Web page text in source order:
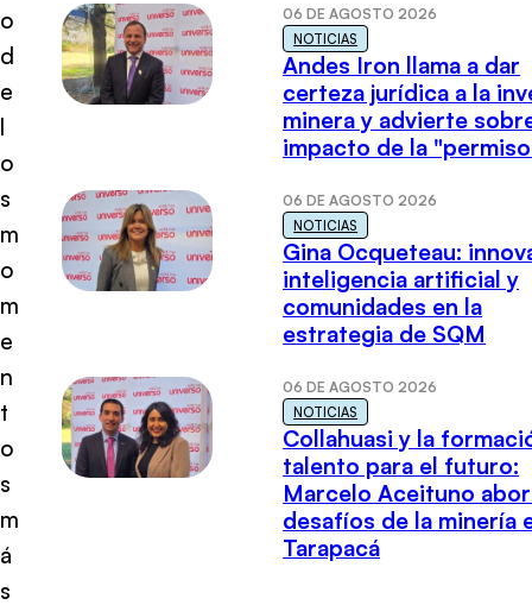
o
d
e
l
o
s
m
o
m
e
n
t
o
s
m
á
s
06 DE AGOSTO 2026
NOTICIAS
Andes Iron llama a dar
certeza jurídica a la
minera y advierte
impacto de la
06 DE AGOSTO 2026
NOTICIAS
Gina Ocqueteau:
inteligencia artificial y
comunidades en la
estrategia de SQM
06 DE AGOSTO 2026
NOTICIAS
Collahuasi y la
talento para el futuro:
Marcelo Aceituno
desafíos de la minería
Tarapacá